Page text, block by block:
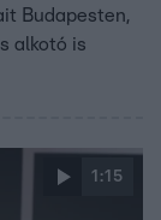
Budapesten,
alkotó is
1:15